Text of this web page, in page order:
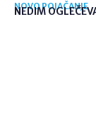
NOVO POJAČANJE
NEDIM